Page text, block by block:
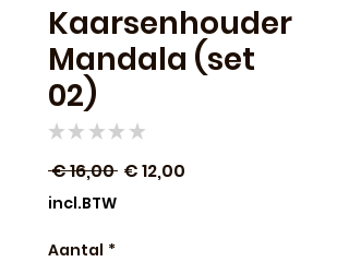
Kaarsenhouder
Mandala (set
02)
★ ★ ★ ★ ★
€ 16,00 Normale
€ 12,00
incl.BTW
Aantal *